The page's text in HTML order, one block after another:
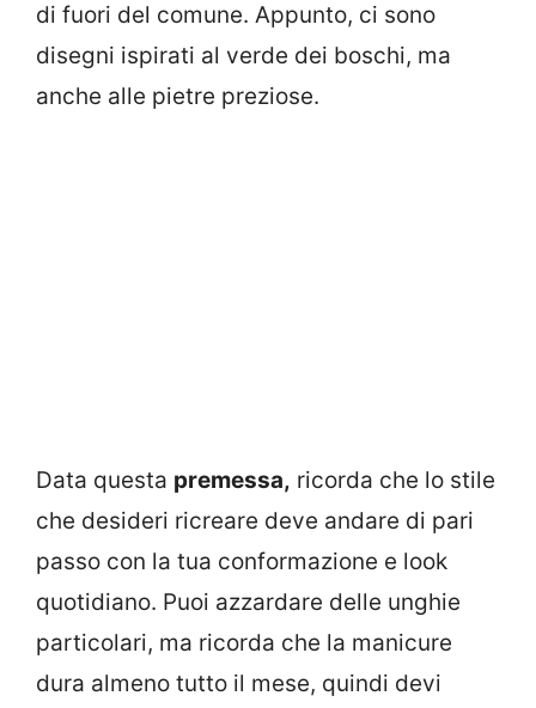
di fuori del comune. Appunto, ci sono
disegni ispirati al verde dei boschi, ma
anche alle pietre preziose.
Data questa premessa, ricorda che lo stile
che desideri ricreare deve andare di pari
passo con la tua conformazione e look
quotidiano. Puoi azzardare delle unghie
particolari, ma ricorda che la manicure
dura almeno tutto il mese, quindi devi